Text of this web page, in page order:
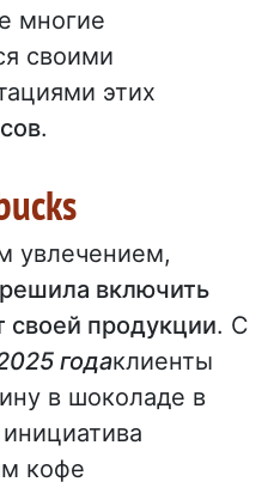
многие
своими
этих
.
увлечением,
включить
своей продукции. С
годаклиенты
в шоколаде в
кофе